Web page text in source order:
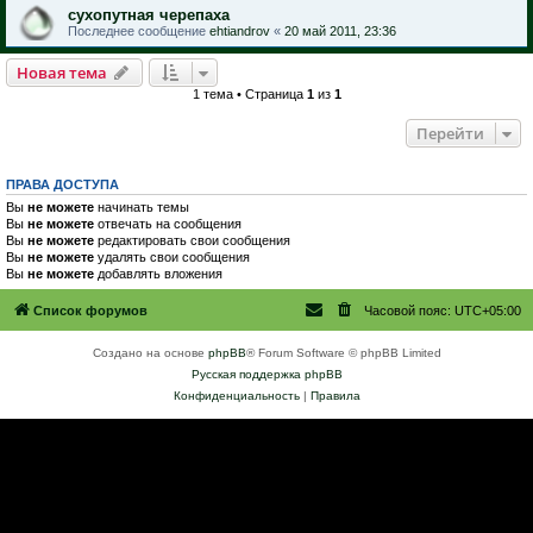
сухопутная черепаха
Последнее сообщение ehtiandrov « 20 май 2011, 23:36
Новая тема
1 тема • Страница 1из 1
Перейти
ПРАВА ДОСТУПА
Вы не можете начинать темы
Вы не можете отвечать на сообщения
Вы не можете редактировать свои сообщения
Вы не можете удалять свои сообщения
Вы не можете добавлять вложения
Список форумов Часовой пояс: UTC+05:00
Создано на основе phpBB® Forum Software © phpBB Limited
Русская поддержка phpBB
Конфиденциальность| Правила